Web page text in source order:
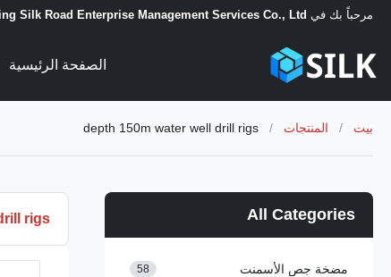
مرحباً بك في Silk Road Enterprise Management Services Co., Ltd.
الصفحة الرئيسية
بيت / المنتجات /
depth 150m water well drill rigs
All Categories
مضخة جص الأسمنت 58
rigs